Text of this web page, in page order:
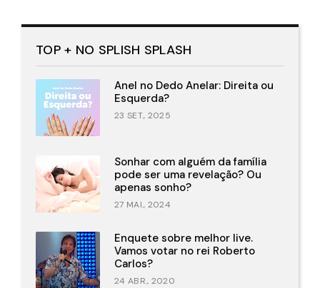
TOP + NO SPLISH SPLASH
Anel no Dedo Anelar: Direita ou
Esquerda?
23 SET., 2025
Sonhar com alguém da família
pode ser uma revelação? Ou
apenas sonho?
27 MAI., 2024
Enquete sobre melhor live.
Vamos votar no rei Roberto
Carlos?
24 ABR., 2020